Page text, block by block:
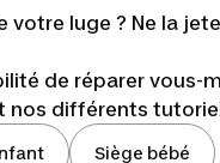
votre luge ? Ne la
de réparer vous-
nos différents
Siège bébé